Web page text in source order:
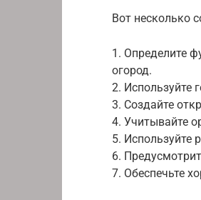
Вот несколько
1. Определите
огород.
2. Используйте
3. Создайте
4. Учитывайте
5. Используйте
6.
7. Обеспечьте